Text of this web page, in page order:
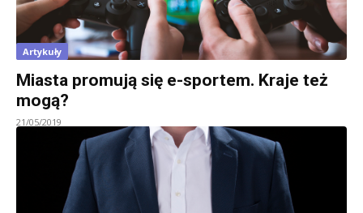
Artykuły
Miasta promują się e-sportem. Kraje też
mogą?
21/05/2019